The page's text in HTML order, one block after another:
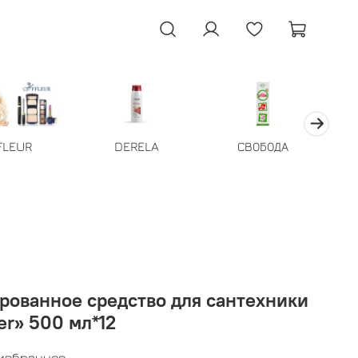
DERELA СВОБОДА
средство для сантехники
500 мл*12